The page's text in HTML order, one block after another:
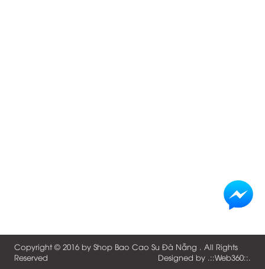
Copyright © 2016 by Shop Bao Cao Su Đà Nẵng . All Rights
Reserved
Designed by .::Web360::.